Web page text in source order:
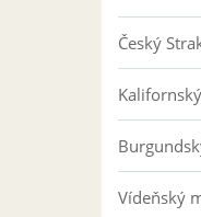
Český
Vídeňský